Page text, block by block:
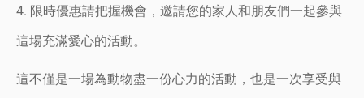
4. 限時優惠請把握機會，邀請您的家人和朋友們一起參與
這場充滿愛心的活動。
這不僅是一場為動物盡一份心力的活動，也是一次享受與